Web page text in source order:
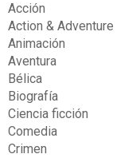
Acción
Action & Adventure
Animación
Aventura
Bélica
Biografía
Ciencia ficción
Comedia
Crimen